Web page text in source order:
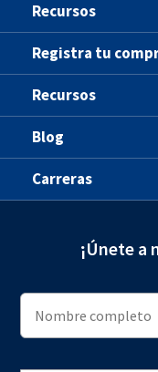
Recursos
Registra tu
Recursos
Blog
Carreras
¡Únete a